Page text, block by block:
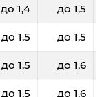
до 1,4 до 1,5
до 1,5 до 1,5
до 1,5 до 1,6
до 1,5 до 1,6